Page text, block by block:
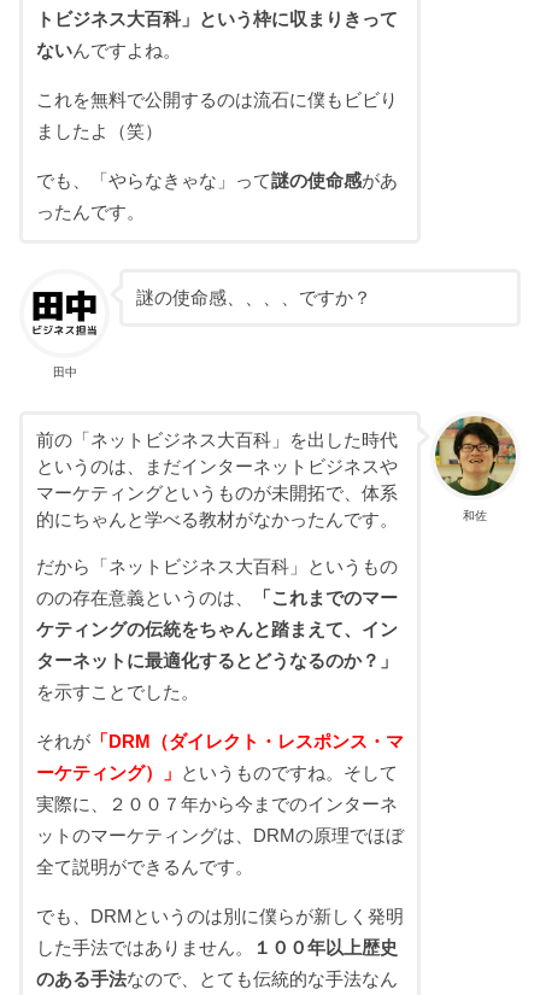
トビジネス大百科」という枠に収まりきって
ないんですよね。
これを無料で公開するのは流石に僕もビビり
ましたよ（笑）
でも、「やらなきゃな」って謎の使命感があ
ったんです。
田中
謎の使命感、、、、ですか？
和佐
前の「ネットビジネス大百科」を出した時代
というのは、まだインターネットビジネスや
マーケティングというものが未開拓で、体系
的にちゃんと学べる教材がなかったんです。
だから「ネットビジネス大百科」というもの
のの存在意義というのは、
「これまでのマー
ケティングの伝統をちゃんと踏まえて、イン
ターネットに最適化するとどうなるのか？」
を示すことでした。
それが「DRM（ダイレクト・レスポンス・マ
ーケティング）」
というものですね。そして
実際に、２００７年から今までのインターネ
ットのマーケティングは、DRMの原理でほぼ
全て説明ができるんです。
でも、DRMというのは別に僕らが新しく発明
した手法ではありません。
１００年以上歴史
のある手法なので、とても伝統的な手法なん